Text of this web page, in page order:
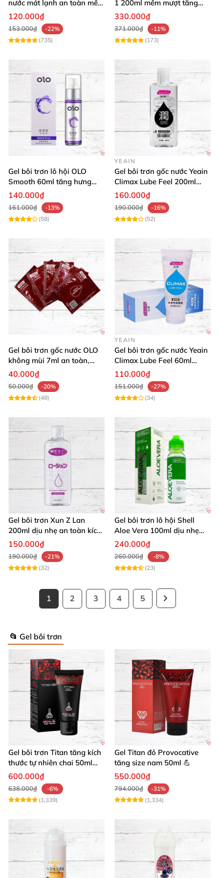
nước mát lạnh an toàn mềm
mại
120.000₫
153.000₫
-22%
(735)
1 200ml mềm mượt tăng
khoái cảm
330.000₫
371.000₫
-11%
(173)
Gel bôi trơn lô hội OLO
Smooth 60ml tăng hưng
phấn, dễ chịu
140.000₫
161.000₫
-13%
(58)
YEAIN
Gel bôi trơn gốc nước Yeain
Climax Lube Feel 200ml
chất lượng
160.000₫
190.000₫
-16%
(52)
Gel bôi trơn gốc nước OLO
không mùi 7ml an toàn,
chất lượng
40.000₫
50.000₫
-20%
(48)
YEAIN
Gel bôi trơn gốc nước Yeain
Climax Lube Feel 60ml
Thăng hoa tối ưu
110.000₫
151.000₫
-27%
(34)
Gel bôi trơn Xun Z Lan
200ml dịu nhẹ an toàn kích
thích sảng khoái
150.000₫
190.000₫
-21%
(32)
Gel bôi trơn lô hội Shell
Aloe Vera 100ml dịu nhẹ
tăng khoái cảm
240.000₫
260.000₫
-8%
(23)
1 2 3 4 5
📂 Gel bôi trơn
Gel bôi trơn Titan tăng kích
thước tự nhiên chai 50ml
siêu mạnh
600.000₫
638.000₫
-6%
(1,339)
Gel Titan đỏ Provocative
tăng size nam 50ml 💪
550.000₫
794.000₫
-31%
(1,334)